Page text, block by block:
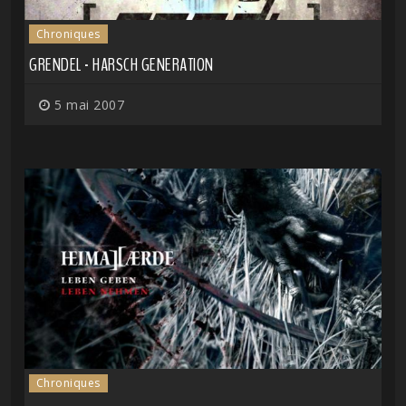
Chroniques
GRENDEL - HARSCH GENERATION
5 mai 2007
Chroniques